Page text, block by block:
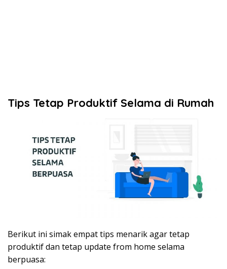
Tips Tetap Produktif Selama di Rumah
Berikut ini simak empat tips menarik agar tetap
produktif dan tetap update from home selama
berpuasa: